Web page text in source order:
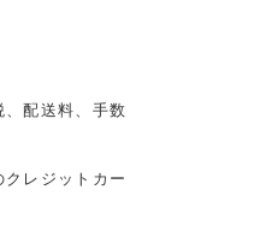
配送料、手数
レジットカー